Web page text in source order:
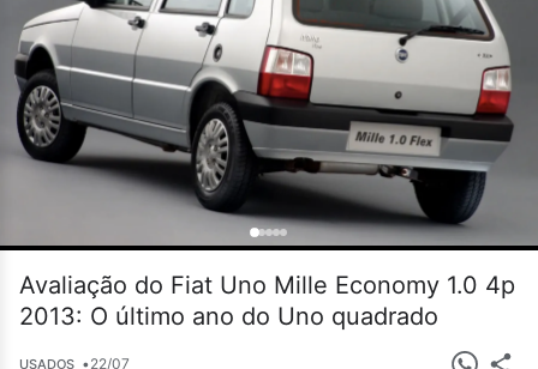
Avaliação do Fiat Uno Mille Economy 1.0 4p
2013: O último ano do Uno quadrado
USADOS •22/07